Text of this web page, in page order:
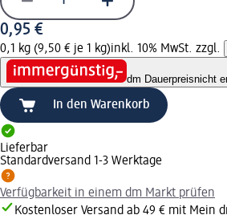
0,95 €
0,1 kg (9,50 € je 1 kg)inkl. 10% MwSt. zzgl.
dm Dauerpreisnicht
In den Warenkorb
Lieferbar
Standardversand 1-3 Werktage
Verfügbarkeit in einem dm Markt prüfen
Kostenloser Versand ab 49 € mit Mein